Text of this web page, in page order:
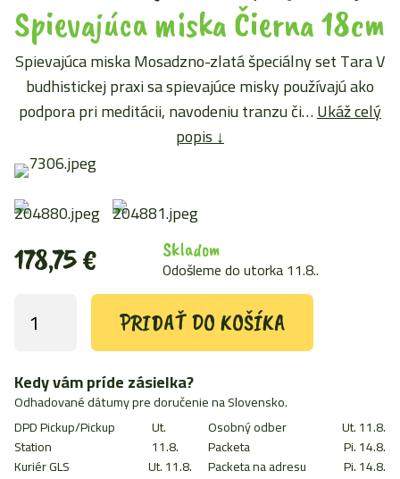
Spievajúca miska Čierna 18cm
Spievajúca miska Mosadzno-zlatá špeciálny set Tara V
budhistickej praxi sa spievajúce misky používajú ako
podpora pri meditácii, navodeniu tranzu či…Ukáž celý
popis ↓
178,75€ Skladom
Odošleme do utorka 11.8..
množstvo
Čierna
18cm
PRIDAŤ DO KOŠÍKA
Kedy vám príde zásielka?
Odhadované dátumy pre doručenie na Slovensko.
DPD Pickup/Pickup
Station
Ut.
11.8.
Kuriér GLS
Ut. 11.8.
Osobný odber
Ut. 11.8.
Packeta
Pi. 14.8.
Packeta na adresu
Pi. 14.8.